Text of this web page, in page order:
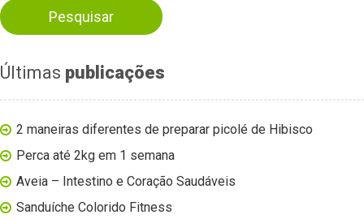
Últimas publicações
2 maneiras diferentes de preparar picolé de Hibisco
Perca até 2kg em 1 semana
Aveia – Intestino e Coração Saudáveis
Sanduíche Colorido Fitness